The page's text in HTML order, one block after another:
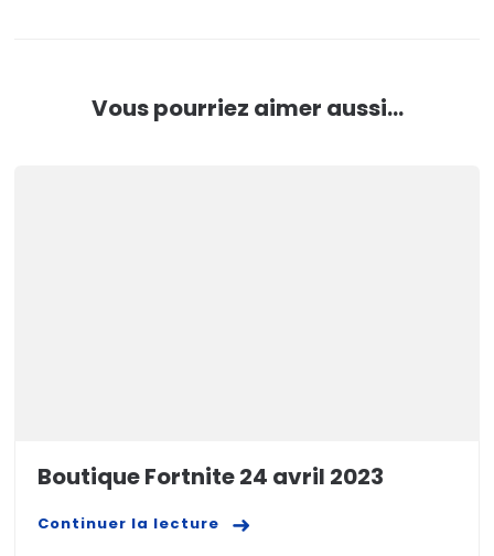
Vous pourriez aimer aussi...
Boutique Fortnite 24 avril 2023
Continuer la lecture